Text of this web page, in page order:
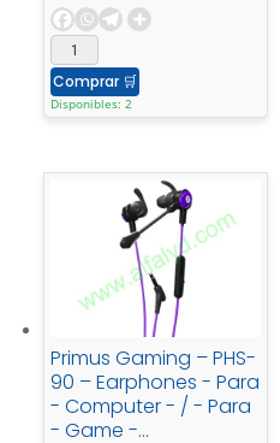
Comprar 🛒
Disponibles: 2
Primus Gaming – PHS-
90 – Earphones - Para
- Computer - / - Para
- Game -